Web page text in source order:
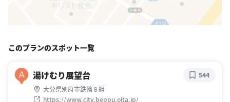
このプランのスポット一覧
A 湯けむり展望台
大分県別府市鉄輪８組
https://www.city.beppu.oita.jp/
544